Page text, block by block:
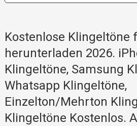
Kostenlose Klingeltöne
herunterladen 2026.
Klingeltöne, Samsung
Whatsapp Klingeltöne,
Einzelton/Mehrton
Klingeltöne Kostenlos.